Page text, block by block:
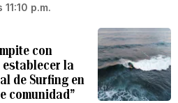
p.m.
con
la
de Surfing en
comunidad”